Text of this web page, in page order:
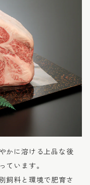
かに溶ける上品な後
ています。
飼料と環境で肥育さ